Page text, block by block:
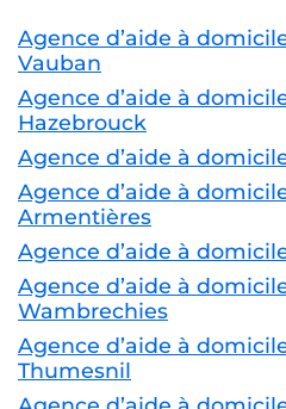
auprès des
Nos conseillers sont
pour effectuer une
gratuite au domicile
âgée à aider.
Agences à
Agence d’aide à
Vauban